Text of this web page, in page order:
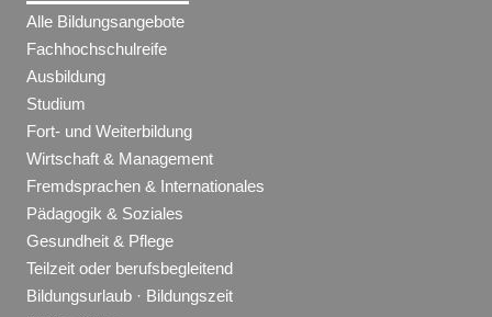
Alle Bildungsangebote
Fachhochschulreife
Ausbildung
Studium
Fort- und Weiterbildung
Wirtschaft & Management
Fremdsprachen & Internationales
Pädagogik & Soziales
Gesundheit & Pflege
Teilzeit oder berufsbegleitend
Bildungsurlaub · Bildungszeit